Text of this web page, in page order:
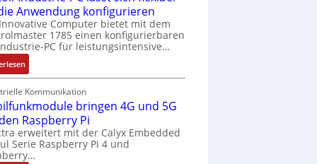
Anwendung konfigurieren
Computer bietet mit dem
1785 einen konfigurierbaren
PC für leistungsintensive…
:
1
9
-
Z
o
l
l
Kommunikation
bringen 4G und 5G
Raspberry Pi
erweitert mit der Calyx Embedded
Serie Raspberry Pi 4 und